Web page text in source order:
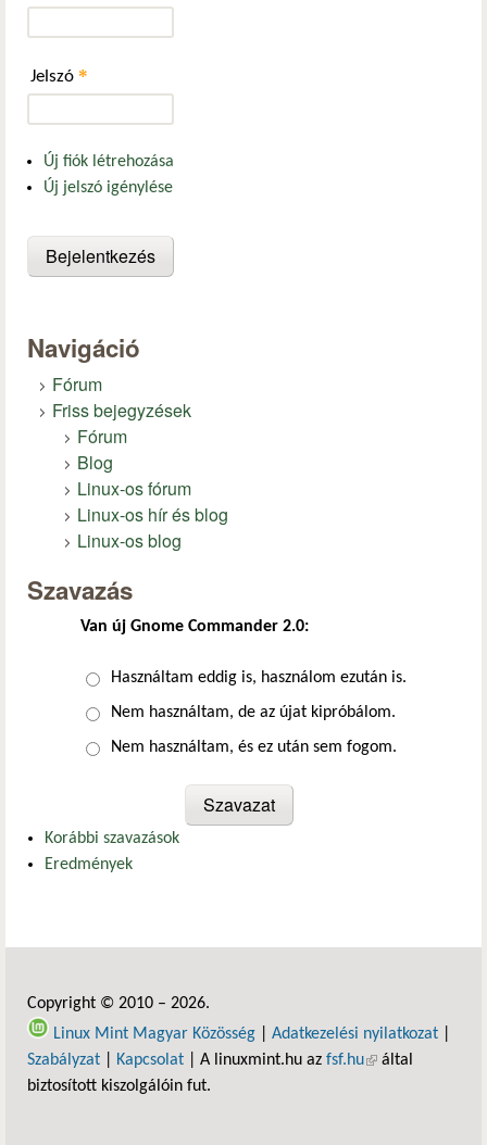
Jelszó *
Új fiók létrehozása
Új jelszó igénylése
Navigáció
Fórum
Friss bejegyzések
Fórum
Blog
Linux-os fórum
Linux-os hír és blog
Linux-os blog
Szavazás
Van új Gnome Commander 2.0:
Választások
Használtam eddig is, használom ezután is.
Nem használtam, de az újat kipróbálom.
Nem használtam, és ez után sem fogom.
Korábbi szavazások
Eredmények
Copyright © 2010 – 2026.
Linux Mint Magyar Közösség
Adatkezelési nyilatkozat
Szabályzat
Kapcsolat | A linuxmint.hu az fsf.hu(külső hivatkozás)
által
biztosított kiszolgálóin fut.